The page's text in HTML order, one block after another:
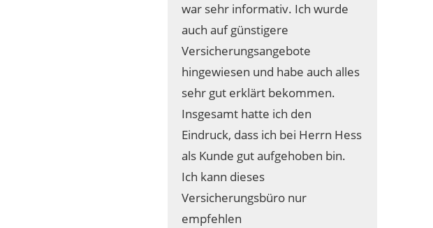
war sehr informativ. Ich wurde
auch auf günstigere
Versicherungsangebote
hingewiesen und habe auch alles
sehr gut erklärt bekommen.
Insgesamt hatte ich den
Eindruck, dass ich bei Herrn Hess
als Kunde gut aufgehoben bin.
Ich kann dieses
Versicherungsbüro nur
empfehlen